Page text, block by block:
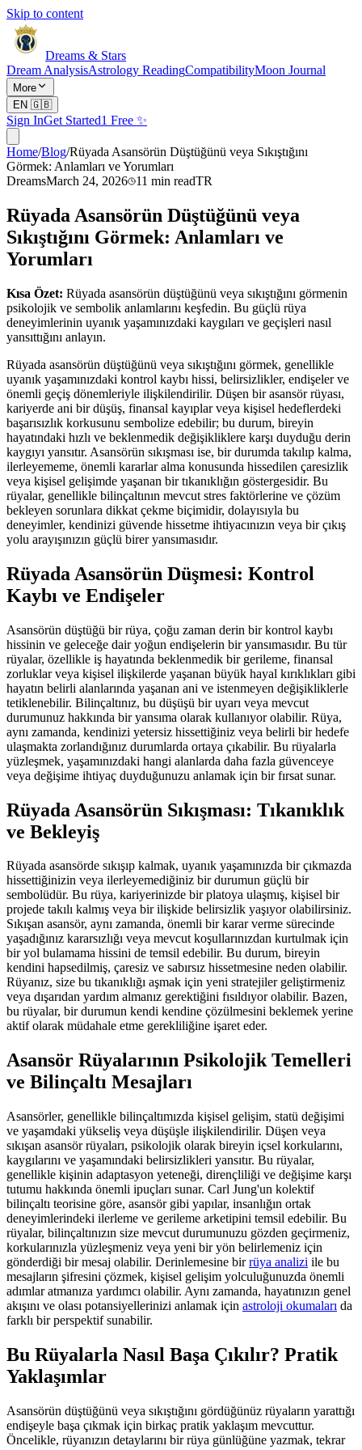
Skip to content
Dreams & Stars
Dream AnalysisAstrology ReadingCompatibilityMoon Journal
More
EN 🇬🇧
Sign InGet Started1 Free ✨
Home/Blog/Rüyada Asansörün Düştüğünü veya Sıkıştığını
Görmek: Anlamları ve Yorumları
DreamsMarch 24, 2026 11 min readTR
Rüyada Asansörün Düştüğünü veya
Sıkıştığını Görmek: Anlamları ve
Yorumları
Kısa Özet: Rüyada asansörün düştüğünü veya sıkıştığını görmenin
psikolojik ve sembolik anlamlarını keşfedin. Bu güçlü rüya
deneyimlerinin uyanık yaşamınızdaki kaygıları ve geçişleri nasıl
yansıttığını anlayın.
Rüyada asansörün düştüğünü veya sıkıştığını görmek, genellikle
uyanık yaşamınızdaki kontrol kaybı hissi, belirsizlikler, endişeler ve
önemli geçiş dönemleriyle ilişkilendirilir. Düşen bir asansör rüyası,
kariyerde ani bir düşüş, finansal kayıplar veya kişisel hedeflerdeki
başarısızlık korkusunu sembolize edebilir; bu durum, bireyin
hayatındaki hızlı ve beklenmedik değişikliklere karşı duyduğu derin
kaygıyı yansıtır. Asansörün sıkışması ise, bir durumda takılıp kalma,
ilerleyememe, önemli kararlar alma konusunda hissedilen çaresizlik
veya kişisel gelişimde yaşanan bir tıkanıklığın göstergesidir. Bu
rüyalar, genellikle bilinçaltının mevcut stres faktörlerine ve çözüm
bekleyen sorunlara dikkat çekme biçimidir, dolayısıyla bu
deneyimler, kendinizi güvende hissetme ihtiyacınızın veya bir çıkış
yolu arayışınızın güçlü birer yansımasıdır.
Rüyada Asansörün Düşmesi: Kontrol
Kaybı ve Endişeler
Asansörün düştüğü bir rüya, çoğu zaman derin bir kontrol kaybı
hissinin ve geleceğe dair yoğun endişelerin bir yansımasıdır. Bu tür
rüyalar, özellikle iş hayatında beklenmedik bir gerileme, finansal
zorluklar veya kişisel ilişkilerde yaşanan büyük hayal kırıklıkları gibi
hayatın belirli alanlarında yaşanan ani ve istenmeyen değişikliklerle
tetiklenebilir. Bilinçaltınız, bu düşüşü bir uyarı veya mevcut
durumunuz hakkında bir yansıma olarak kullanıyor olabilir. Rüya,
aynı zamanda, kendinizi yetersiz hissettiğiniz veya belirli bir hedefe
ulaşmakta zorlandığınız durumlarda ortaya çıkabilir. Bu rüyalarla
yüzleşmek, yaşamınızdaki hangi alanlarda daha fazla güvenceye
veya değişime ihtiyaç duyduğunuzu anlamak için bir fırsat sunar.
Rüyada Asansörün Sıkışması: Tıkanıklık
ve Bekleyiş
Rüyada asansörde sıkışıp kalmak, uyanık yaşamınızda bir çıkmazda
hissettiğinizin veya ilerleyemediğiniz bir durumun güçlü bir
sembolüdür. Bu rüya, kariyerinizde bir platoya ulaşmış, kişisel bir
projede takılı kalmış veya bir ilişkide belirsizlik yaşıyor olabilirsiniz.
Sıkışan asansör, aynı zamanda, önemli bir karar verme sürecinde
yaşadığınız kararsızlığı veya mevcut koşullarınızdan kurtulmak için
bir yol bulamama hissini de temsil edebilir. Bu durum, bireyin
kendini hapsedilmiş, çaresiz ve sabırsız hissetmesine neden olabilir.
Rüyanız, size bu tıkanıklığı aşmak için yeni stratejiler geliştirmeniz
veya dışarıdan yardım almanız gerektiğini fısıldıyor olabilir. Bazen,
bu rüyalar, bir durumun kendi kendine çözülmesini beklemek yerine
aktif olarak müdahale etme gerekliliğine işaret eder.
Asansör Rüyalarının Psikolojik Temelleri
ve Bilinçaltı Mesajları
Asansörler, genellikle bilinçaltımızda kişisel gelişim, statü değişimi
ve yaşamdaki yükseliş veya düşüşle ilişkilendirilir. Düşen veya
sıkışan asansör rüyaları, psikolojik olarak bireyin içsel korkularını,
kaygılarını ve yaşamındaki belirsizlikleri yansıtır. Bu rüyalar,
genellikle kişinin adaptasyon yeteneği, dirençliliği ve değişime karşı
tutumu hakkında önemli ipuçları sunar. Carl Jung'un kolektif
bilinçaltı teorisine göre, asansör gibi yapılar, insanlığın ortak
deneyimlerindeki ilerleme ve gerileme arketipini temsil edebilir. Bu
rüyalar, bilinçaltınızın size mevcut durumunuzu gözden geçirmeniz,
korkularınızla yüzleşmeniz veya yeni bir yön belirlemeniz için
gönderdiği bir mesaj olabilir. Derinlemesine birrüya analizi ile bu
mesajların şifresini çözmek, kişisel gelişim yolculuğunuzda önemli
adımlar atmanıza yardımcı olabilir. Aynı zamanda, hayatınızın genel
akışını ve olası potansiyellerinizi anlamak için astroloji okumaları da
farklı bir perspektif sunabilir.
Bu Rüyalarla Nasıl Başa Çıkılır? Pratik
Yaklaşımlar
Asansörün düştüğünü veya sıkıştığını gördüğünüz rüyaların yarattığı
endişeyle başa çıkmak için birkaç pratik yaklaşım mevcuttur.
Öncelikle, rüyanızın detaylarını bir rüya günlüğüne yazmak, tekrar